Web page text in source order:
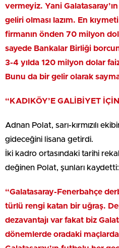
vermeyiz. Yani
geliri olması lazım. En
firmanın önden 70 milyon
sayede Bankalar Birliği
3-4 yılda 120 milyon dolar
Bunu da bir gelir olarak
“KADIKÖY’E GALİBİYET
Adnan Polat, sarı-kırmızılı
gideceğini lisana getirdi.
İki kadro ortasındaki tarihi
değinen Polat, şunları kaydetti:
“Galatasaray-Fenerbahçe
türlü rengi katan bir uğraş.
dezavantajı var fakat biz
dönemlerde oradaki